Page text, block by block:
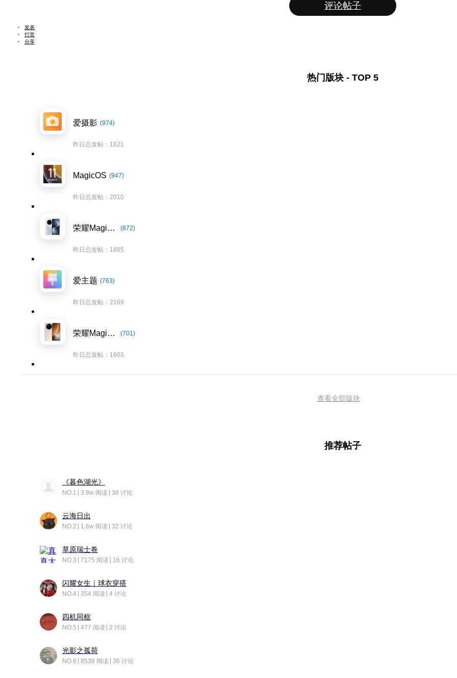
评论帖子
发表
打赏
分享
热门版块 - TOP 5
爱摄影 (974)
昨日总发帖：1821
MagicOS (947)
昨日总发帖：2010
荣耀Magic7系列 (872)
昨日总发帖：1885
爱主题 (763)
昨日总发帖：2169
荣耀Magic8系列 (701)
昨日总发帖：1603
查看全部版块
推荐帖子
《暮色湖光》
NO.1 3.9w 阅读 36 讨论
云海日出
NO.2 1.6w 阅读 32 讨论
草原瑞士卷
NO.3 7175 阅读 16 讨论
闪耀女生｜球衣穿搭
NO.4 354 阅读 4 讨论
四机同框
NO.5 477 阅读 2 讨论
光影之孤荷
NO.6 8538 阅读 36 讨论